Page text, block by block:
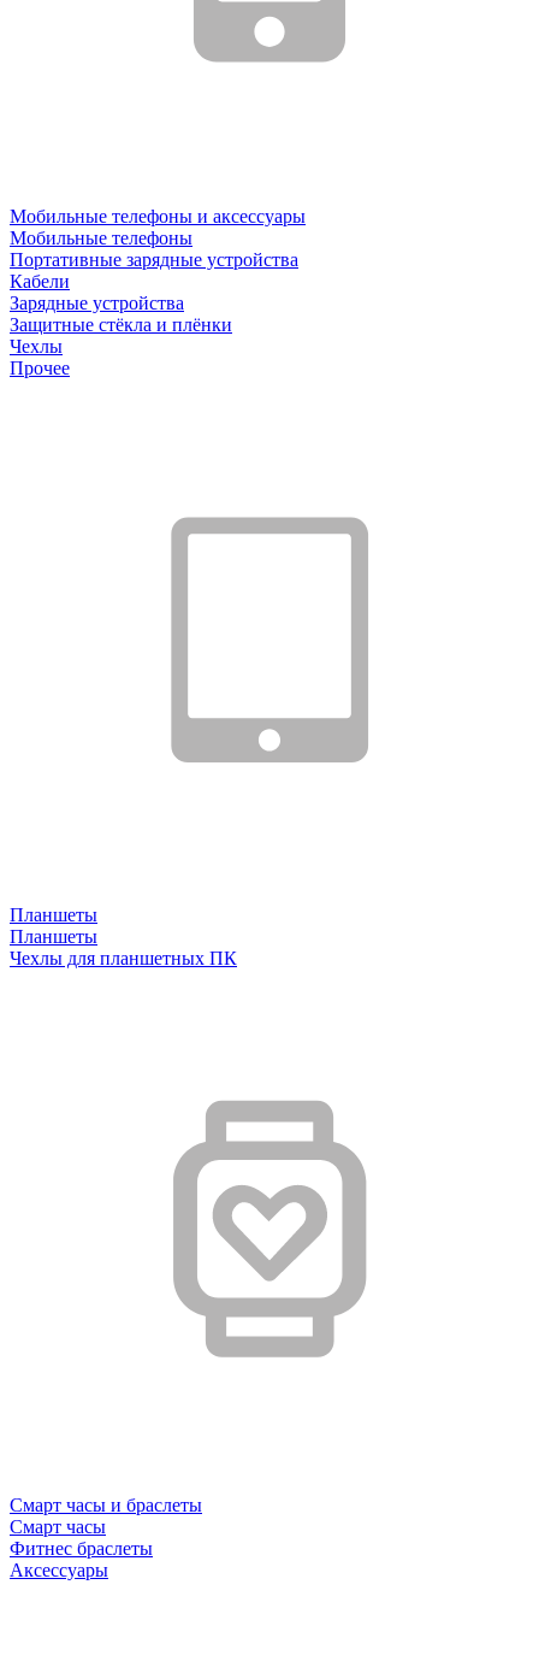
Мобильные телефоны и аксессуары
Мобильные телефоны
Портативные зарядные устройства
Кабели
Зарядные устройства
Защитные стёкла и плёнки
Чехлы
Прочее
Планшеты
Планшеты
Чехлы для планшетных ПК
Смарт часы и браслеты
Смарт часы
Фитнес браслеты
Аксессуары